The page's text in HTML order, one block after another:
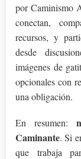
por Caminismo
conectan,
recursos, y
desde
imágenes de
opcionales con
una obligación.
En resumen:
Caminante. Si
que trabaja